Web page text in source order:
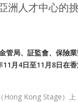
洲人才中心的
管局、証監會、保險
月4日至11月8日在
Kong Stage）上